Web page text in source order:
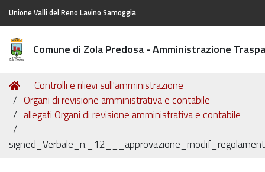
Unione Valli del Reno Lavino Samoggia
Comune di Zola Predosa - Amministrazione
Tu
sei
qui:
Home
Controlli e rilievi sull'amministrazione
Organi di revisione amministrativa e contabile
allegati Organi di revisione amministrativa e contabile